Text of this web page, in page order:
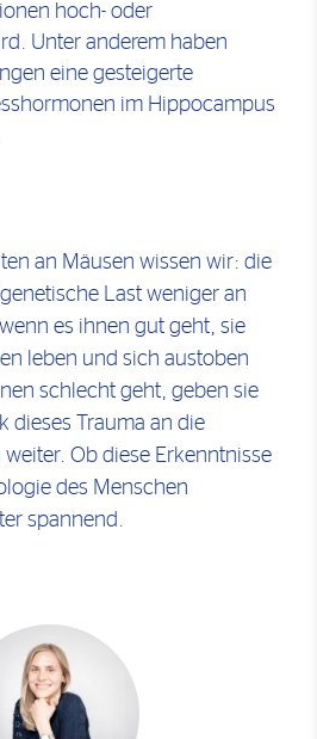
hoch- oder
Unter anderem haben
eine gesteigerte
im Hippocampus
an Mäusen wissen wir: die
Last weniger an
es ihnen gut geht, sie
leben und sich austoben
schlecht geht, geben sie
dieses Trauma an die
Ob diese Erkenntnisse
des Menschen
spannend.